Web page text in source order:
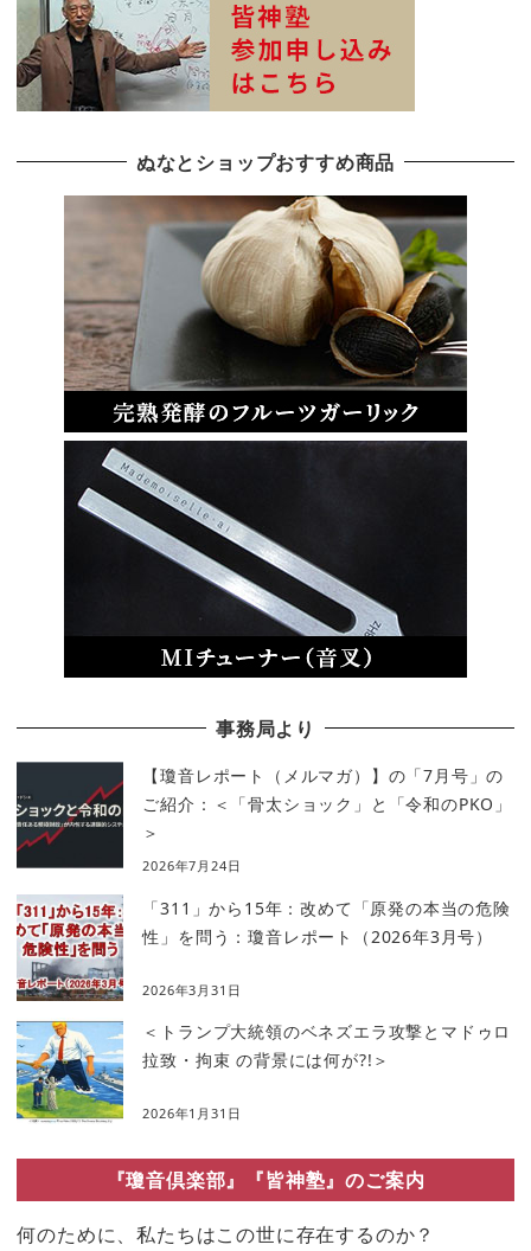
ぬなとショップおすすめ商品
事務局より
【瓊音レポート（メルマガ）】の「7月号」の
ご紹介：＜「骨太ショック」と「令和のPKO」
＞
2026年7月24日
「311」から15年：改めて「原発の本当の危険
性」を問う：瓊音レポート（2026年3月号）
2026年3月31日
＜トランプ大統領のベネズエラ攻撃とマドゥロ
拉致・拘束 の背景には何が?!＞
2026年1月31日
『瓊音倶楽部』『皆神塾』のご案内
何のために、私たちはこの世に存在するのか？